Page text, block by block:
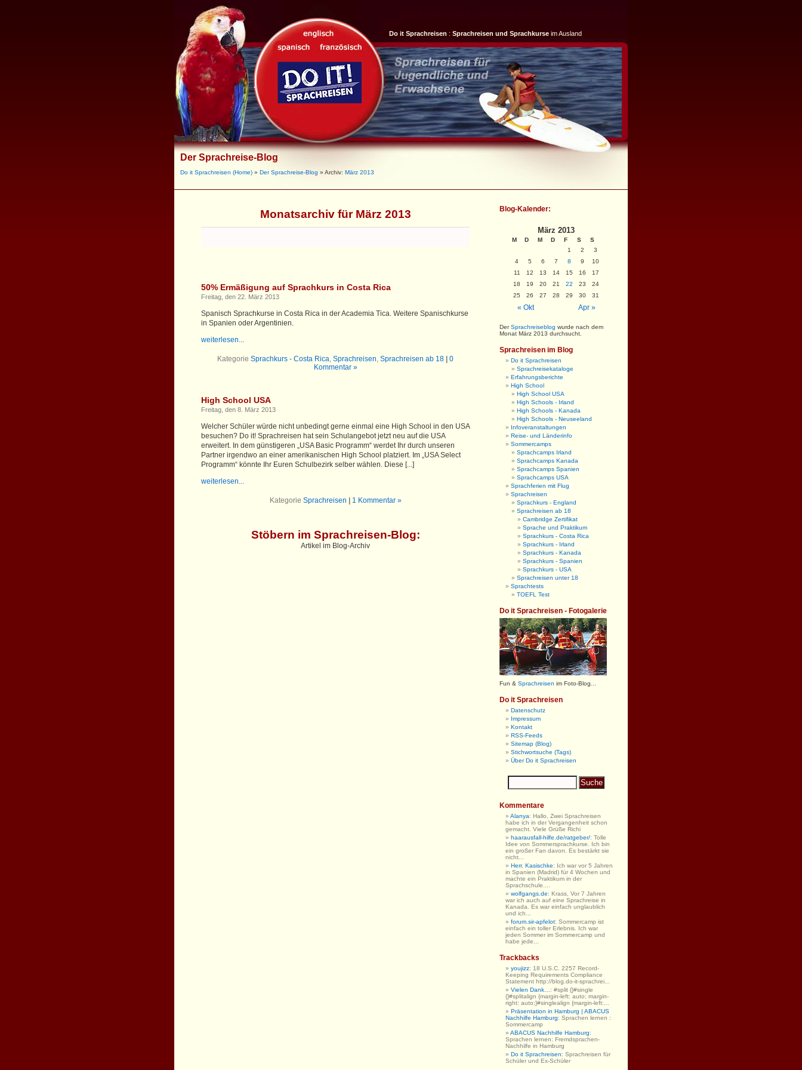
Do it Sprachreisen : Sprachreisen und Sprachkurse im Ausland
Der Sprachreise-Blog
Do it Sprachreisen (Home) » Der Sprachreise-Blog » Archiv: März 2013
Monatsarchiv für März 2013
50% Ermäßigung auf Sprachkurs in Costa Rica
Freitag, den 22. März 2013
Spanisch Sprachkurse in Costa Rica in der Academia Tica. Weitere Spanischkurse
in Spanien oder Argentinien.
weiterlesen...
Kategorie Sprachkurs - Costa Rica, Sprachreisen, Sprachreisen ab 18
0
Kommentar »
High School USA
Freitag, den 8. März 2013
Welcher Schüler würde nicht unbedingt gerne einmal eine High School in den USA
besuchen? Do it! Sprachreisen hat sein Schulangebot jetzt neu auf die USA
erweitert. In dem günstigeren „USA Basic Programm“ werdet Ihr durch unseren
Partner irgendwo an einer amerikanischen High School platziert. Im „USA Select
Programm“ könnte Ihr Euren Schulbezirk selber wählen. Diese [...]
weiterlesen...
Kategorie Sprachreisen 1 Kommentar »
Stöbern im Sprachreisen-Blog:
Artikel im Blog-Archiv
Blog-Kalender:
März 2013
M D M D F S S
« Okt Apr »
1 2
3
4
5 6 7 8 9
10
11
12 13 14 15 16
17
18
19 20 21 22 23
24
25
26 27 28 29 30 31
DerSprachreiseblog wurde nach dem
Monat März 2013 durchsucht.
Sprachreisen im Blog
Do it Sprachreisen
Sprachreisekataloge
Erfahrungsberichte
High School
High School USA
High Schools - Irland
High Schools - Kanada
High Schools - Neuseeland
Infoveranstaltungen
Reise- und Länderinfo
Sommercamps
Sprachcamps Irland
Sprachcamps Kanada
Sprachcamps Spanien
Sprachcamps USA
Sprachferien mit Flug
Sprachreisen
Sprachkurs - England
Sprachreisen ab 18
Cambridge Zertifikat
Sprache und Praktikum
Sprachkurs - Costa Rica
Sprachkurs - Irland
Sprachkurs - Kanada
Sprachkurs - Spanien
Sprachkurs - USA
Sprachreisen unter 18
Sprachtests
TOEFL Test
Do it Sprachreisen - Fotogalerie
Fun & Sprachreisen im Foto-Blog...
Do it Sprachreisen
Datenschutz
Impressum
Kontakt
RSS-Feeds
Sitemap (Blog)
Stichwortsuche (Tags)
Über Do it Sprachreisen
Kommentare
Alanya: Hallo, Zwei Sprachreisen
habe ich in der Vergangenheit schon
gemacht. Viele Grüße Richi
haarausfall-hilfe.de/ratgeber/: Tolle
Idee von Sommersprachkurse. Ich bin
ein großer Fan davon. Es bestärkt sie
nicht...
Herr. Kasischke: Ich war vor 5 Jahren
in Spanien (Madrid) für 4 Wochen und
machte ein Praktikum in der
Sprachschule....
wolfgangs.de: Krass, Vor 7 Jahren
war ich auch auf eine Sprachreise in
Kanada. Es war einfach unglaublich
und ich...
forum.sir-apfelot: Sommercamp ist
einfach ein toller Erlebnis. Ich war
jeden Sommer im Sommercamp und
habe jede...
Trackbacks
youjizz: 18 U.S.C. 2257 Record-
Keeping Requirements Compliance
Statement http://blog.do-it-sprachrei...
Vielen Dank… : #split {}#single
{}#splitalign {margin-left: auto; margin-
right: auto;}#singlealign {margin-left:...
Präsentation in Hamburg | ABACUS
Nachhilfe Hamburg: Sprachen lernen :
Sommercamp
ABACUS Nachhilfe Hamburg:
Sprachen lernen: Fremdsprachen-
Nachhilfe in Hamburg
Do it Sprachreisen: Sprachreisen für
Schüler und Ex-Schüler